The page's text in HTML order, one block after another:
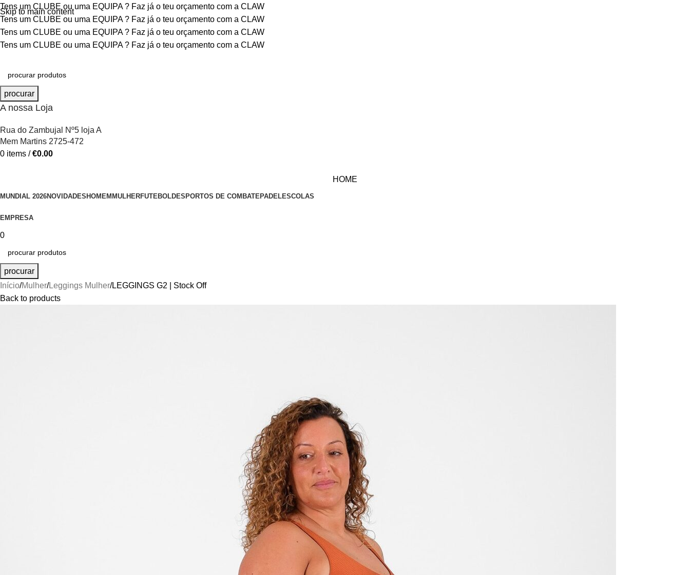
Skip to main content
Tens um CLUBE ou uma EQUIPA ? Faz já o teu orçamento com a CLAW
Tens um CLUBE ou uma EQUIPA ? Faz já o teu orçamento com a CLAW
Tens um CLUBE ou uma EQUIPA ? Faz já o teu orçamento com a CLAW
Tens um CLUBE ou uma EQUIPA ? Faz já o teu orçamento com a CLAW
procurar
A nossa Loja
Rua do Zambujal Nº5 loja A
Mem Martins 2725-472
0 items / €0.00
HOME
MUNDIAL 2026NOVIDADES HOMEM MULHERFUTEBOLDESPORTOS DE COMBATEPADELESCOLAS
EMPRESA
0
procurar
Início Mulher Leggings Mulher LEGGINGS G2 | Stock Off
Back to products